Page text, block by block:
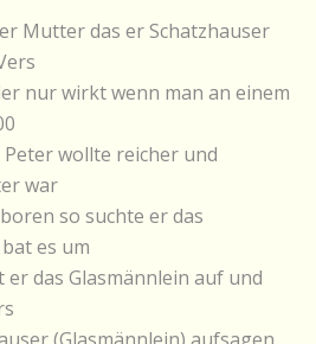
Mutter das er Schatzhauser
nur wirkt wenn man an einem
wollte reicher und
war
so suchte er das
es um
er das Glasmännlein auf und